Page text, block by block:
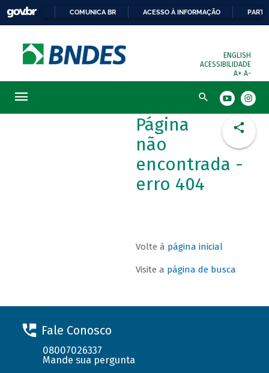
COMUNICA BR ACESSO À INFORMAÇÃO
ENGLISH
ACESSIBILIDADE
A+ A-
Busca
Página
não
encontrada -
erro 404
Volte à página inicial
Visite a página de busca
Fale Conosco
08007026337
Mande sua pergunta